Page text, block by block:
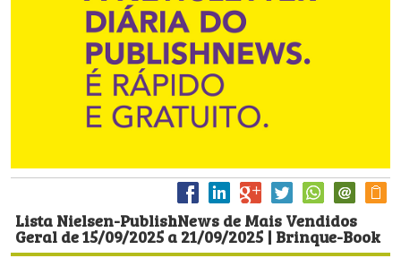
Lista Nielsen-PublishNews de Mais Vendidos
Geral de 15/09/2025 a 21/09/2025 | Brinque-Book